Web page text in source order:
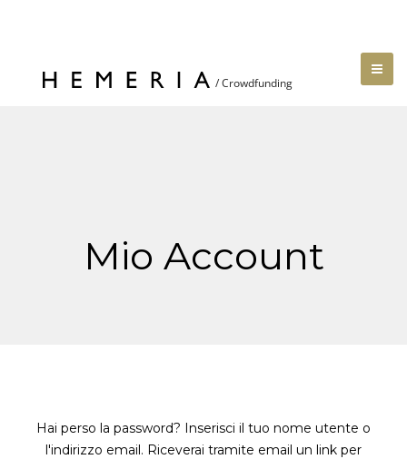
Mio Account
Hai perso la password? Inserisci il tuo nome utente o
l'indirizzo email. Riceverai tramite email un link per